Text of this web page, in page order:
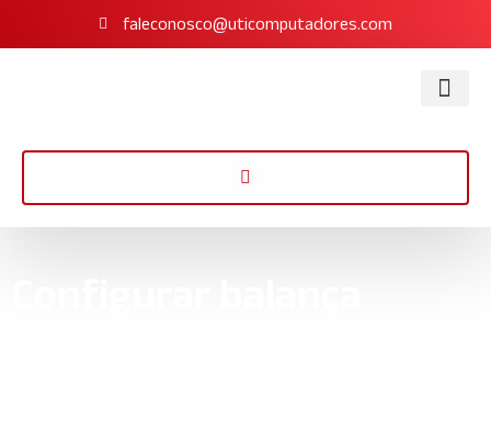
faleconosco@uticomputadores.com